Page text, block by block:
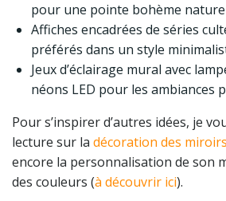
pour une pointe bohème
Affiches encadrées de séries
préférés dans un style
Jeux d’éclairage mural avec
néons LED pour les ambiances
Pour s’inspirer d’autres idées, je
lecture sur la décoration des
encore la personnalisation de son
des couleurs (à découvrir ici).